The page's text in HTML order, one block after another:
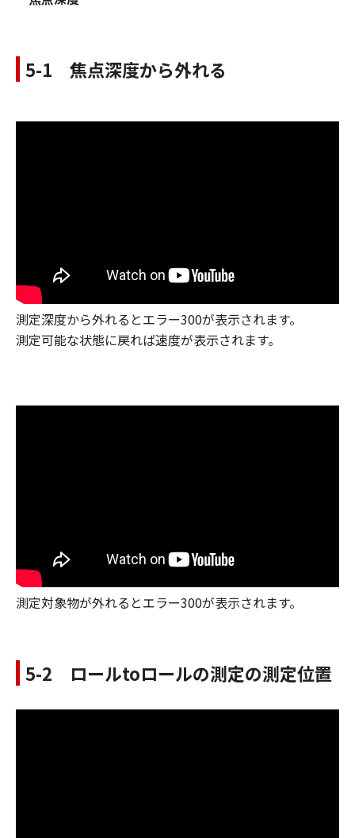
5-1 焦点深度から外れる
測定深度から外れるとエラー300が表示されます。
測定可能な状態に戻れば速度が表示されます。
測定対象物が外れるとエラー300が表示されます。
5-2 ロールtoロールの測定の測定位置